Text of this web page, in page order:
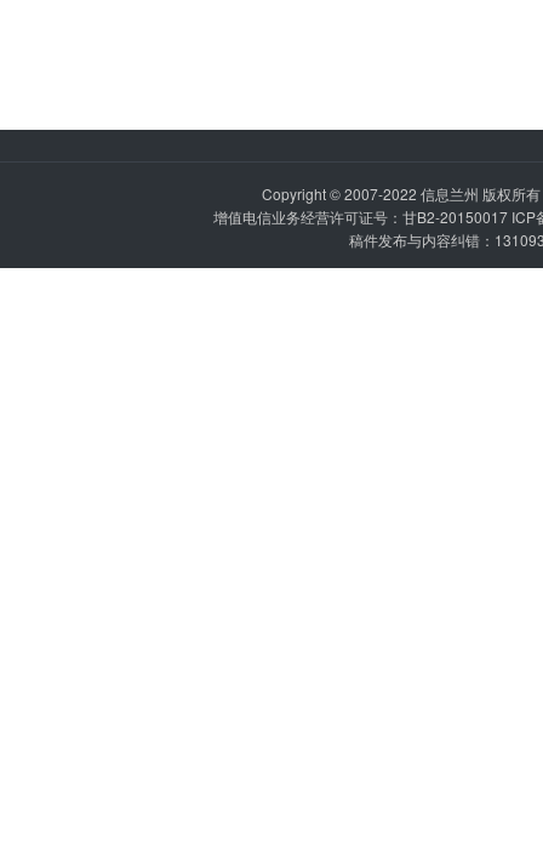
Copyright © 2007-2022 信息兰州 版权所
增值电信业务经营许可证号：甘B2-20150017 ICP
稿件发布与内容纠错：